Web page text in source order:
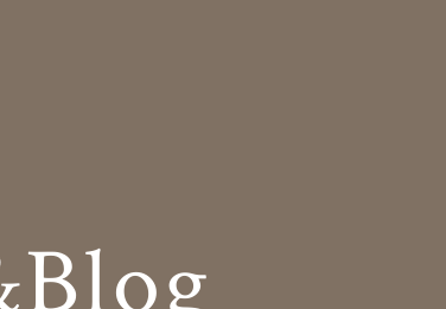
知らせ
Business trip